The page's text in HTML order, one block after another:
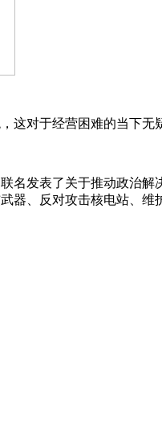
于经营困难的当下无疑
表了关于推动政治解
、反对攻击核电站、维